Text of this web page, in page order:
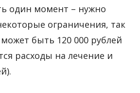
один момент – нужно
ограничения, так
быть 120 000 рублей
расходы на лечение и